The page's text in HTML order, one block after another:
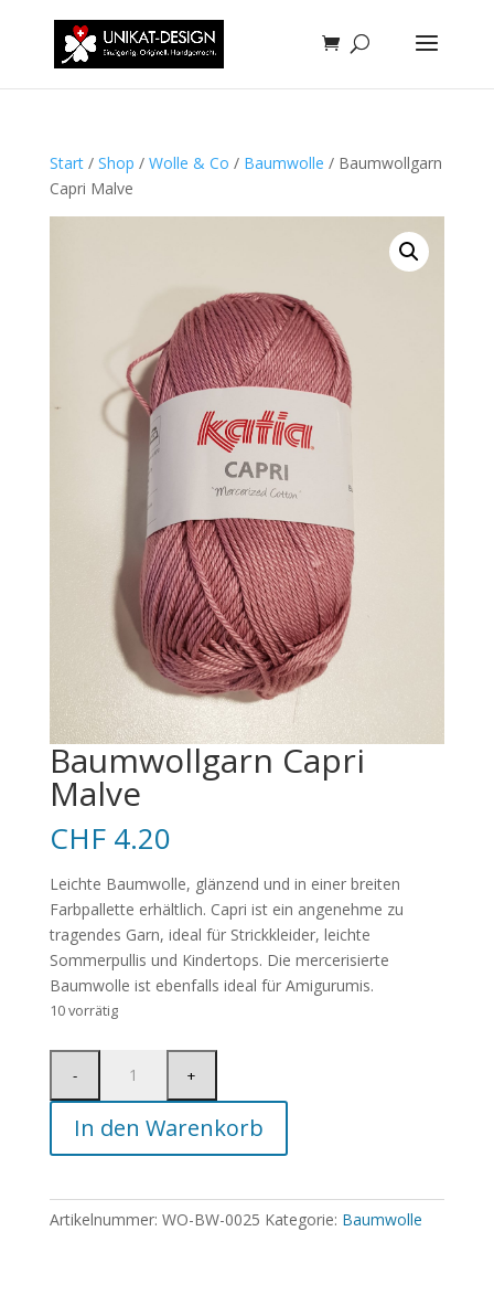
Start/ Shop / Wolle & Co / Baumwolle / Baumwollgarn
Capri Malve
Baumwollgarn Capri
Malve
CHF4.20
Leichte Baumwolle, glänzend und in einer breiten
Farbpallette erhältlich. Capri ist ein angenehme zu
tragendes Garn, ideal für Strickkleider, leichte
Sommerpullis und Kindertops. Die mercerisierte
Baumwolle ist ebenfalls ideal für Amigurumis.
10 vorrätig
In den Warenkorb
Artikelnummer: WO-BW-0025 Kategorie: Baumwolle